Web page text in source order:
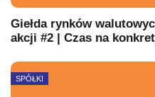
Giełda rynków
akcji #2 | Czas na
SPÓŁKI